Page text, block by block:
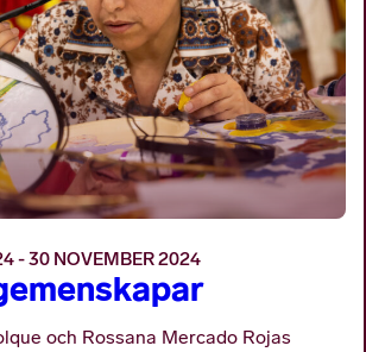
- 30 NOVEMBER 2024
och Rossana Mercado Rojas